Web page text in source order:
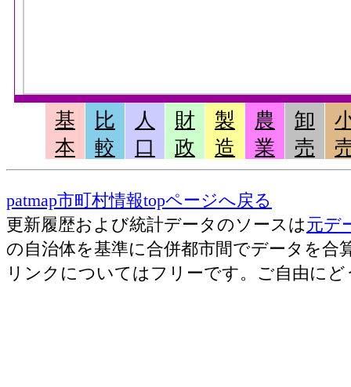
基
本
比
較
人
口
財
政
製
造
農
業
卸
売
patmap市町村情報topページへ戻る
更新履歴および統計データのソースは元デ
の自治体を基準に合併都市間でデータを合
リンクについてはフリーです。ご自由にど